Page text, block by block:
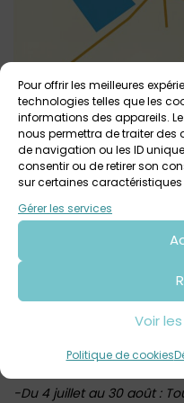
Pour offrir les meilleures
technologies telles que les
informations des appareils.
nous permettra de traiter des
de navigation ou les ID
consentir ou de retirer son
sur certaines
Gérer les services
Voir
Politique de cookies
Horaires 2026
-Du 27 avril au 3 juillet, du
4 au 29 novembre : Du
Fermé les lundis et mardis
-Du 17 octobre au 1er
-Du 4 juillet au 30 août :